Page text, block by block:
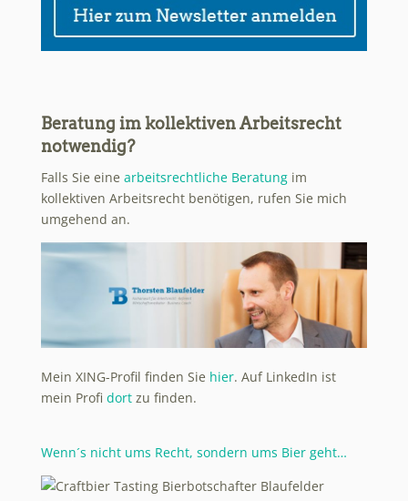
Beratung im kollektiven Arbeitsrecht
notwendig?
Falls Sie eine arbeitsrechtliche Beratungim
kollektiven Arbeitsrecht benötigen, rufen Sie mich
umgehend an.
Mein XING-Profil finden Sie hier. Auf LinkedIn ist
mein Profi dortzu finden.
Wenn´s nicht ums Recht, sondern ums Bier geht…